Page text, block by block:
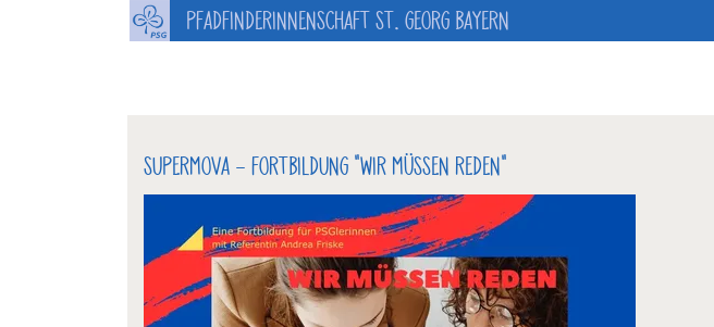
PFADFINDERINNENSCHAFT ST. GEORG BAYERN
SUPERMOVA - FORTBILDUNG "WIR MÜSSEN REDEN"